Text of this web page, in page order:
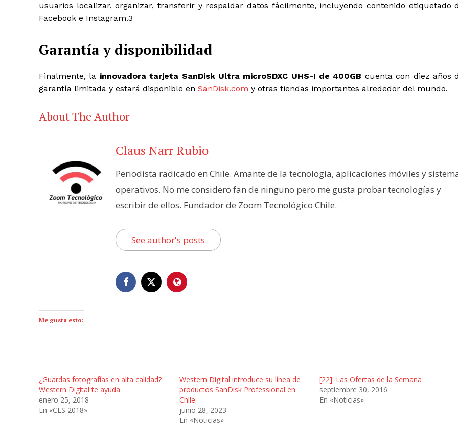
usuarios localizar, organizar, transferir y respaldar datos fácilmente, incluyendo contenido etiquetado
Facebook e Instagram.3
Garantía y disponibilidad
Finalmente, la innovadora tarjeta SanDisk Ultra microSDXC UHS-I de 400GB cuenta con diez años
garantía limitada y estará disponible en SanDisk.com y otras tiendas importantes alrededor del mundo.
About The Author
Claus Narr Rubio
Periodista radicado en Chile. Amante de la tecnología, aplicaciones móviles y
operativos. No me considero fan de ninguno pero me gusta probar tecnologías y
escribir de ellos. Fundador de Zoom Tecnológico Chile.
See author's posts
Me gusta esto:
¿Guardas fotografías en alta calidad?
Western Digital te ayuda
enero 25, 2018
En «CES 2018»
Western Digital introduce su línea de
productos SanDisk Professional en
Chile
junio 28, 2023
En «Noticias»
[22]: Las Ofertas de la Semana
septiembre 30, 2016
En «Noticias»